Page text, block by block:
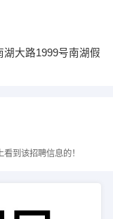
大路1999号南湖假
到该招聘信息的！